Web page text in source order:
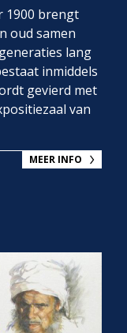
1900 brengt
oud samen
lang
inmiddels
gevierd met
van
MEER INFO